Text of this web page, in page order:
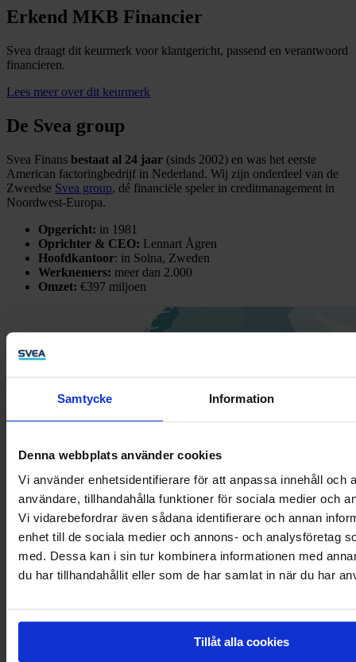
Samtycke Information
Denna webbplats använder cookies
Vi använder enhetsidentifierare för att anpassa innehåll och
användare, tillhandahålla funktioner för sociala medier och
Vi vidarebefordrar även sådana identifierare och annan
enhet till de sociala medier och annons- och analysföretag
med. Dessa kan i sin tur kombinera informationen med
du har tillhandahållit eller som de har samlat in när du har
Tillåt alla cookies
Erkend MKB Financier
Svea draagt dit keurmerk voor klantgericht, passend en verantwoord
financieren.
Lees meer over dit keurmerk
De Svea group
Svea Finans bestaat al 24 jaar (sinds 2002) en was het eerste
American factoringbedrijf in Nederland. Wij zijn onderdeel van de
Zweedse Svea group, dé financiële speler in creditmanagement in
Noordwest-Europa.
Opgericht: in 1981
Oprichter & CEO: Lennart Ågren
Hoofdkantoor: in Solna, Zweden
Werknemers: meer dan 2.000
Omzet: €397 miljoen
Neem vrijblijvend contact op